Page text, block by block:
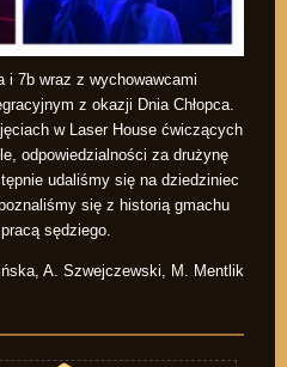
i 7b wraz z wychowawcami
z okazji Dnia Chłopca.
w Laser House ćwiczących
odpowiedzialności za drużynę
udaliśmy się na dziedziniec
się z historią gmachu
sędziego.
A. Szwejczewski, M. Mentlik